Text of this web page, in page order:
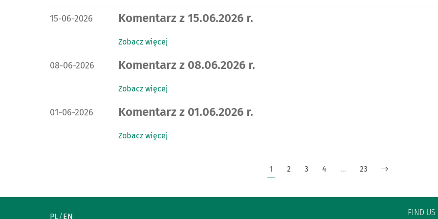
DATA PUBLIKACJI:
15-06-2026 Komentarz z 15.06.2026 r.
Zobacz więcej
DATA PUBLIKACJI:
08-06-2026 Komentarz z 08.06.2026 r.
Zobacz więcej
DATA PUBLIKACJI:
01-06-2026 Komentarz z 01.06.2026 r.
Zobacz więcej
1 2 3 4 … 23
PL EN FIND US